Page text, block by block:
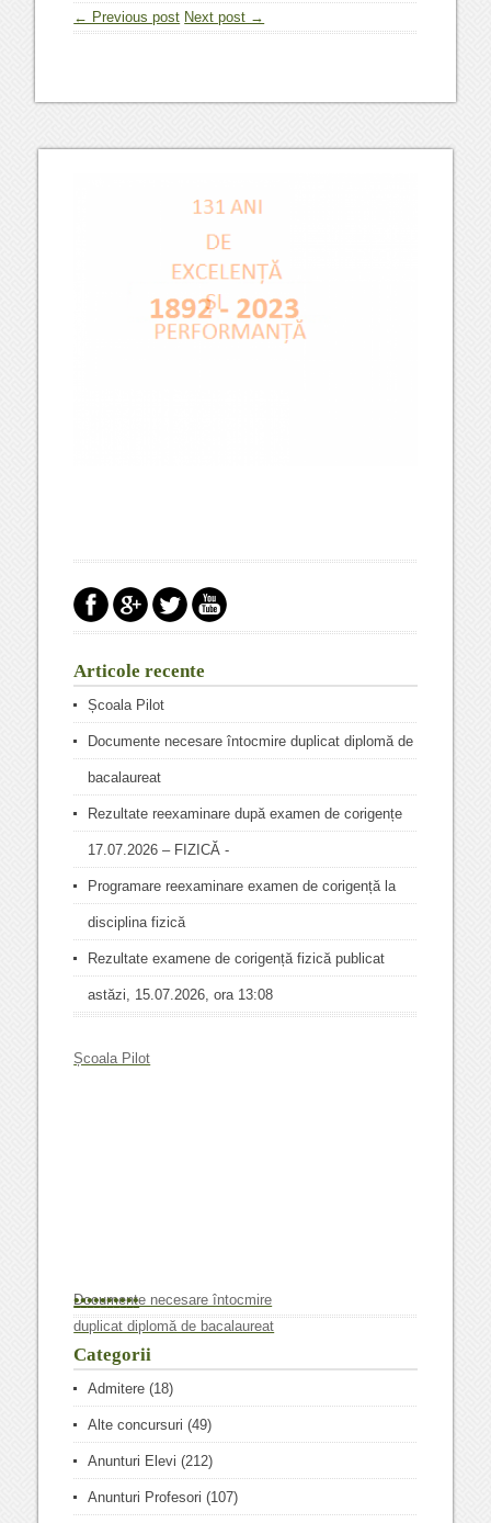
← Previous post Next post →
Articole recente
Școala Pilot
Documente necesare întocmire duplicat diplomă de
bacalaureat
Rezultate reexaminare după examen de corigențe
17.07.2026 – FIZICĂ -
Programare reexaminare examen de corigență la
disciplina fizică
Rezultate examene de corigență fizică publicat
astăzi, 15.07.2026, ora 13:08
Școala Pilot
Documente necesare întocmire
duplicat diplomă de bacalaureat
••••••••••
Categorii
Admitere (18)
Alte concursuri (49)
Anunturi Elevi (212)
Anunturi Profesori (107)